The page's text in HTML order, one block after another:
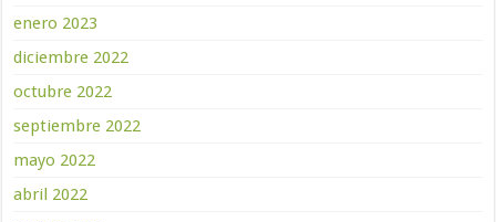
enero 2023
diciembre 2022
octubre 2022
septiembre 2022
mayo 2022
abril 2022